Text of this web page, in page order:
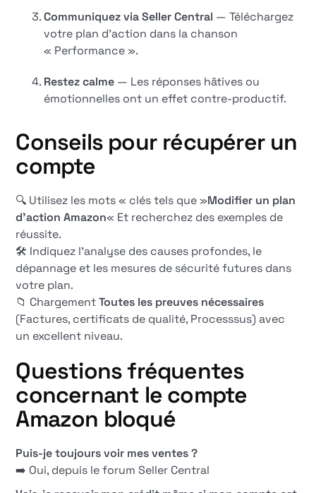
Communiquez via Seller Central — Téléchargez
votre plan d'action dans la chanson
« Performance ».
Restez calme — Les réponses hâtives ou
émotionnelles ont un effet contre-productif.
Conseils pour récupérer un
compte
🔍 Utilisez les mots « clés tels que »Modifier un plan
d'action Amazon« Et recherchez des exemples de
réussite.
🛠️ Indiquez l'analyse des causes profondes, le
dépannage et les mesures de sécurité futures dans
votre plan.
📁 ChargementToutes les preuves nécessaires
(Factures, certificats de qualité, Processsus) avec
un excellent niveau.
Questions fréquentes
concernant le compte
Amazon bloqué
Puis-je toujours voir mes ventes ?
➡️ Oui, depuis le forum Seller Central